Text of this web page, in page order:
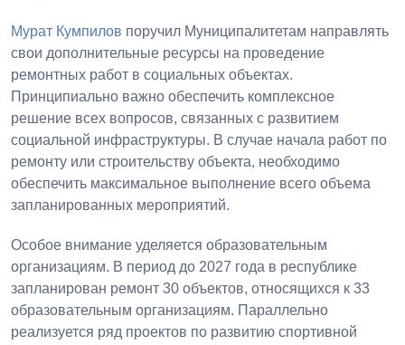
Мурат Кумпилов поручил Муниципалитетам направлять
свои дополнительные ресурсы на проведение
ремонтных работ в социальных объектах.
Принципиально важно обеспечить комплексное
решение всех вопросов, связанных с развитием
социальной инфраструктуры. В случае начала работ по
ремонту или строительству объекта, необходимо
обеспечить максимальное выполнение всего объема
запланированных мероприятий.
Особое внимание уделяется образовательным
организациям. В период до 2027 года в республике
запланирован ремонт 30 объектов, относящихся к 33
образовательным организациям. Параллельно
реализуется ряд проектов по развитию спортивной